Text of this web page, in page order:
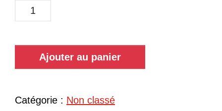
Ajouter au panier
Catégorie : Non classé